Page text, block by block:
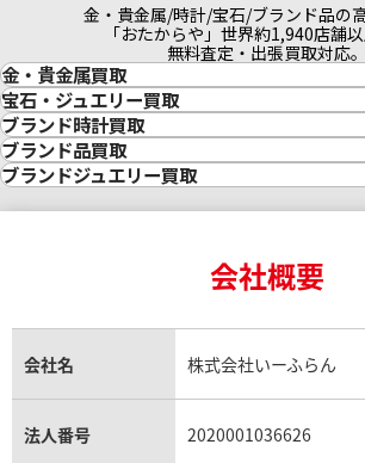
金・貴金属/時計/宝石/ブランド品の
「おたからや」世界約1,940店舗以
無料査定・出張買取対応。
金・貴金属買取
金買取
金の相場価格情報
金の参考買取価格一覧
インゴット買取
インゴットの相場価格情報
24金買取
金貨買取
貴金属買取
銀・シルバー買取
パラジウム買取
宝石・ジュエリー買取
宝石・ジュエリー買取
ダイヤモンド買取
ダイヤモンド・宝石の参考価格一覧
リング・結婚指輪買取
エメラルド買取
トパーズ買取
タンザナイト買取
キャッツアイ買取
ブランド時計買取
時計買取
ロレックス買取
ロレックス デイトナ買取
ロレックス サブマリーナー買取
ロレックス エクスプローラー買取
ロレックス デイトジャスト買取
パテック フィリップノーチラス買取
ヴァシュロン・コンスタンタン買取
ブランド品買取
ブランド買取
シャネル マトラッセ買取
セリーヌ買取
ブランドジュエリー買取
ヴァンクリーフ＆アーペル買取
ショーメ買取
ダミアーニ買取
会社概要
会社名 株式会社いーふらん
法人番号 2020001036626